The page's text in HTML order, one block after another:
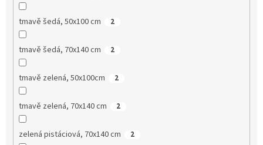
tmavě šedá, 50x100 cm 2
tmavě šedá, 70x140 cm 2
tmavě zelená, 50x100cm 2
tmavě zelená, 70x140 cm 2
zelená pistáciová, 70x140 cm 2